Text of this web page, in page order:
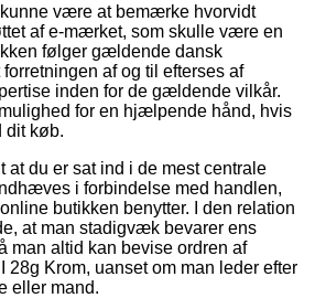
være at bemærke hvorvidt
af e-mærket, som skulle være en
følger gældende dansk
af og til efterses af
inden for de gældende vilkår.
for en hjælpende hånd, hvis
dit køb.
at du er sat ind i de mest centrale
i forbindelse med handlen,
butikken benytter. I den relation
at man stadigvæk bevarer ens
man altid kan bevise ordren af
Krom, uanset om man leder efter
eller mand.